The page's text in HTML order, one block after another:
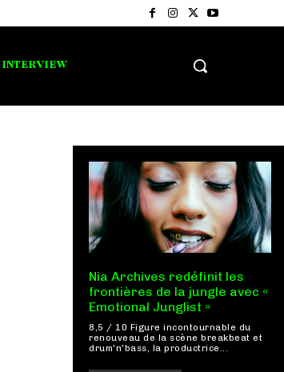
INTERVIEW
Nia Archives redéfinit les
frontières de la jungle avec «
Emotional Junglist »
8,5 / 10 Figure incontournable du
renouveau de la scène breakbeat et
drum'n'bass, la productrice...